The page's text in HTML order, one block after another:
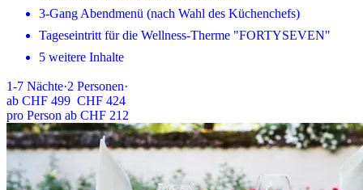
3-Gang Abendmenü (nach Wahl des Küchenchefs)
Tageseintritt für die Wellness-Therme "FORTYSEVEN"
5 weitere Inhalte
1-7 Nächte·2 Personen·
ab CHF 499 CHF 424
pro Person ab CHF 212